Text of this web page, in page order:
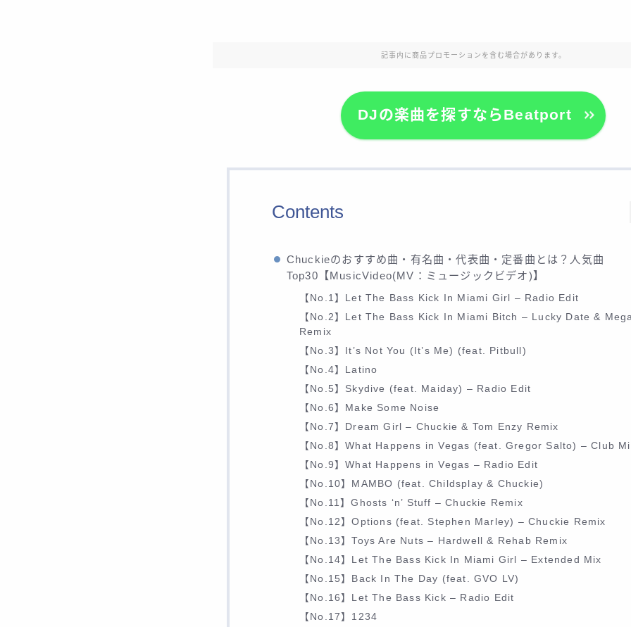
記事内に商品プロモーションを含む場合があります。
DJの楽曲を探すならBeatport
Contents
Chuckieのおすすめ曲・有名曲・代表曲・定番曲とは？人気曲
Top30【MusicVideo(MV：ミュージックビデオ)】
【No.1】Let The Bass Kick In Miami Girl – Radio Edit
【No.2】Let The Bass Kick In Miami Bitch – Lucky Date &
Remix
【No.3】It’s Not You (It’s Me) (feat. Pitbull)
【No.4】Latino
【No.5】Skydive (feat. Maiday) – Radio Edit
【No.6】Make Some Noise
【No.7】Dream Girl – Chuckie & Tom Enzy Remix
【No.8】What Happens in Vegas (feat. Gregor Salto) – Club
【No.9】What Happens in Vegas – Radio Edit
【No.10】MAMBO (feat. Childsplay & Chuckie)
【No.11】Ghosts ‘n’ Stuff – Chuckie Remix
【No.12】Options (feat. Stephen Marley) – Chuckie Remix
【No.13】Toys Are Nuts – Hardwell & Rehab Remix
【No.14】Let The Bass Kick In Miami Girl – Extended Mix
【No.15】Back In The Day (feat. GVO LV)
【No.16】Let The Bass Kick – Radio Edit
【No.17】1234